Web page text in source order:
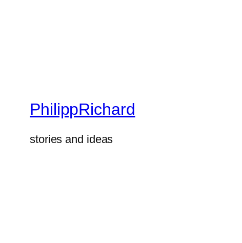
PhilippRichard
stories and ideas